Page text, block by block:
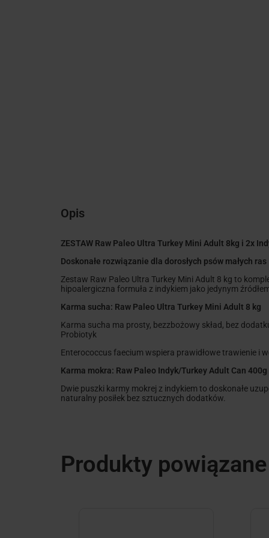
Opis
ZESTAW Raw Paleo Ultra Turkey Mini Adult 8kg i 2x
Doskonałe rozwiązanie dla dorosłych psów małych ras
Zestaw Raw Paleo Ultra Turkey Mini Adult 8 kg to
hipoalergiczna formuła z indykiem jako jedynym
Karma sucha: Raw Paleo Ultra Turkey Mini Adult 8 kg
Karma sucha ma prosty, bezzbożowy skład, bez
Probiotyk
Enterococcus faecium wspiera prawidłowe trawienie i
Karma mokra: Raw Paleo Indyk/Turkey Adult Can 400g
Dwie puszki karmy mokrej z indykiem to doskonałe
naturalny posiłek bez sztucznych dodatków.
Produkty powiązane